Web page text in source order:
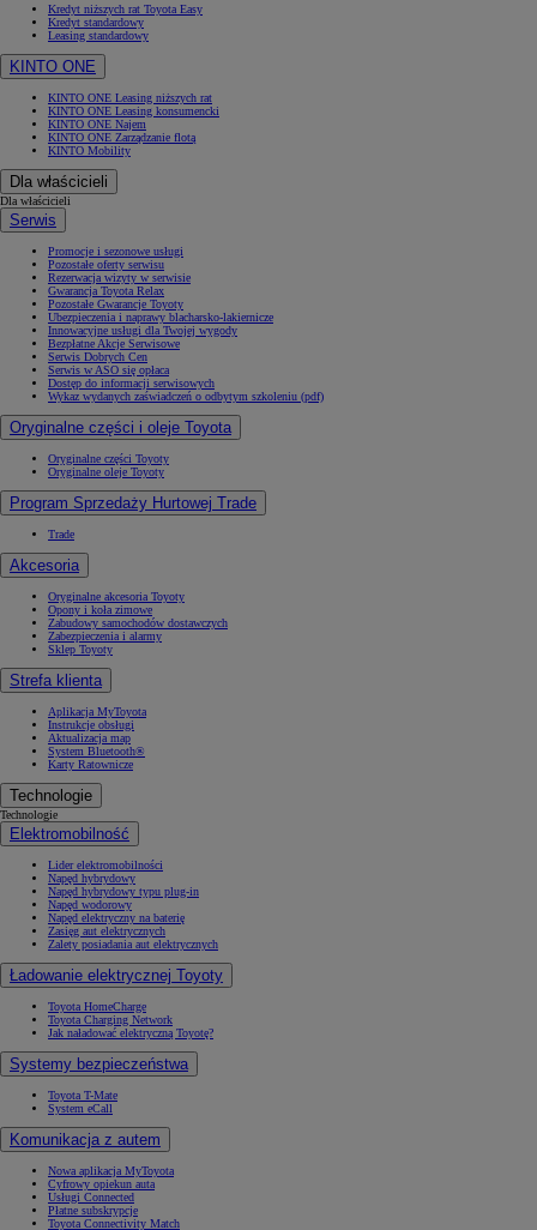
Kredyt niższych rat Toyota Easy
Kredyt standardowy
Leasing standardowy
KINTO ONE
KINTO ONE Leasing niższych rat
KINTO ONE Leasing konsumencki
KINTO ONE Najem
KINTO ONE Zarządzanie flotą
KINTO Mobility
Dla właścicieli
Dla właścicieli
Serwis
Promocje i sezonowe usługi
Pozostałe oferty serwisu
Rezerwacja wizyty w serwisie
Gwarancja Toyota Relax
Pozostałe Gwarancje Toyoty
Ubezpieczenia i naprawy blacharsko-lakiernicze
Innowacyjne usługi dla Twojej wygody
Bezpłatne Akcje Serwisowe
Serwis Dobrych Cen
Serwis w ASO się opłaca
Dostęp do informacji serwisowych
Wykaz wydanych zaświadczeń o odbytym szkoleniu (pdf)
Oryginalne części i oleje Toyota
Oryginalne części Toyoty
Oryginalne oleje Toyoty
Program Sprzedaży Hurtowej Trade
Trade
Akcesoria
Oryginalne akcesoria Toyoty
Opony i koła zimowe
Zabudowy samochodów dostawczych
Zabezpieczenia i alarmy
Sklep Toyoty
Strefa klienta
Aplikacja MyToyota
Instrukcje obsługi
Aktualizacja map
System Bluetooth®
Karty Ratownicze
Technologie
Technologie
Elektromobilność
Lider elektromobilności
Napęd hybrydowy
Napęd hybrydowy typu plug-in
Napęd wodorowy
Napęd elektryczny na baterię
Zasięg aut elektrycznych
Zalety posiadania aut elektrycznych
Ładowanie elektrycznej Toyoty
Toyota HomeCharge
Toyota Charging Network
Jak naładować elektryczną Toyotę?
Systemy bezpieczeństwa
Toyota T-Mate
System eCall
Komunikacja z autem
Nowa aplikacja MyToyota
Cyfrowy opiekun auta
Usługi Connected
Płatne subskrypcje
Toyota Connectivity Match